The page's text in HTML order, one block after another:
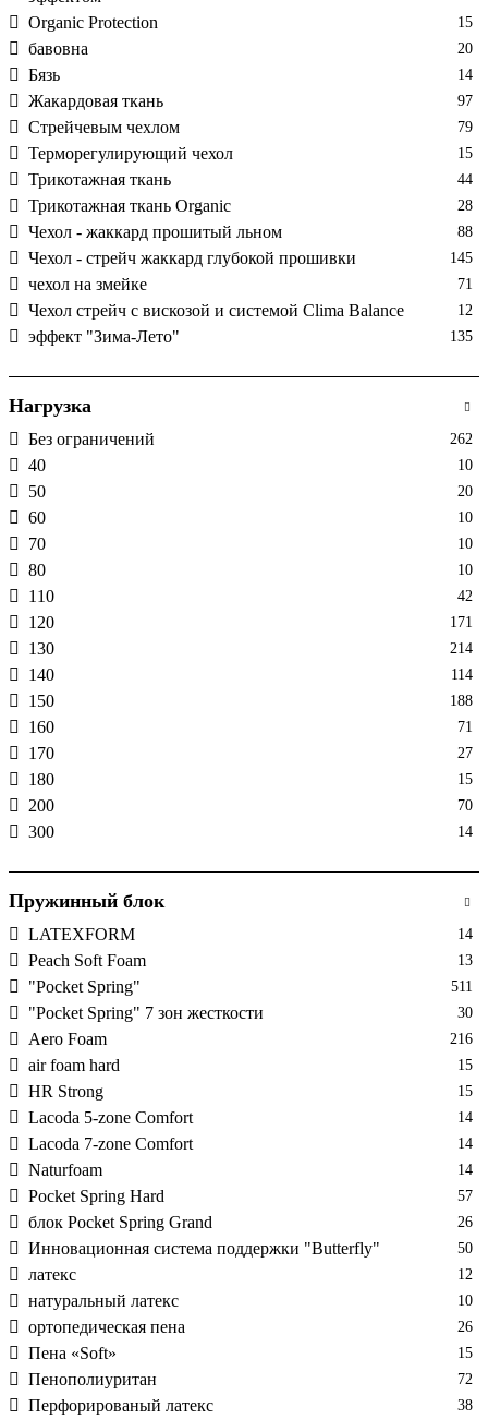
Organic Protection
15
бавовна 20
Бязь 14
Жакардовая ткань 97
Стрейчевым чехлом 79
Терморегулирующий чехол 15
Трикотажная ткань 44
Трикотажная ткань Organic 28
Чехол - жаккард прошитый льном 88
Чехол - стрейч жаккард глубокой прошивки 145
чехол на змейке 71
Чехол стрейч с вискозой и системой Clima Balance 12
эффект "Зима-Лето" 135
Нагрузка
Без ограничений 262
40 10
50 20
60 10
70 10
80 10
110 42
120 171
130 214
140 114
150 188
160 71
170 27
180 15
200 70
300 14
Пружинный блок
LATEXFORM 14
Peach Soft Foam 13
"Pocket Spring" 511
"Pocket Spring" 7 зон жесткости 30
Aero Foam 216
air foam hard 15
HR Strong 15
Lacoda 5-zone Comfort 14
Lacoda 7-zone Comfort 14
Naturfoam 14
Pocket Spring Hard 57
блок Pocket Spring Grand 26
Инновационная система поддержки "Butterfly" 50
латекс 12
натуральный латекс 10
ортопедическая пена 26
Пена «Soft» 15
Пенополиуритан 72
Перфорированый латекс 38